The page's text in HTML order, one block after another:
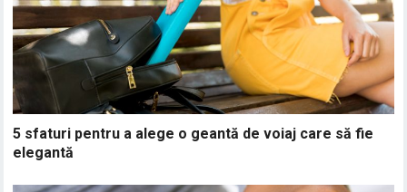
5 sfaturi pentru a alege o geantă de voiaj care să fie
elegantă